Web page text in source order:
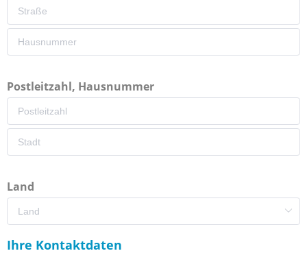
Postleitzahl, Hausnummer
Land
Ihre Kontaktdaten